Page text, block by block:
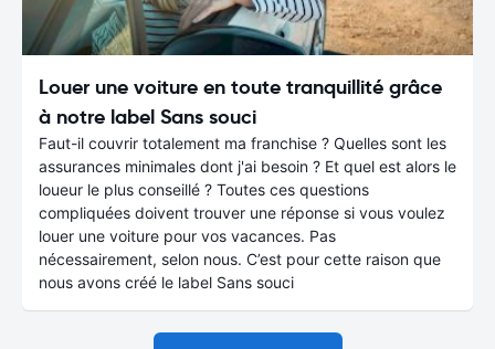
Louer une voiture en toute tranquillité grâce
à notre label Sans souci
Faut-il couvrir totalement ma franchise ? Quelles sont les
assurances minimales dont j'ai besoin ? Et quel est alors le
loueur le plus conseillé ? Toutes ces questions
compliquées doivent trouver une réponse si vous voulez
louer une voiture pour vos vacances. Pas
nécessairement, selon nous. C’est pour cette raison que
nous avons créé le label Sans souci